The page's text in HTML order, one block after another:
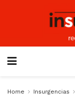
Home Insurgencias